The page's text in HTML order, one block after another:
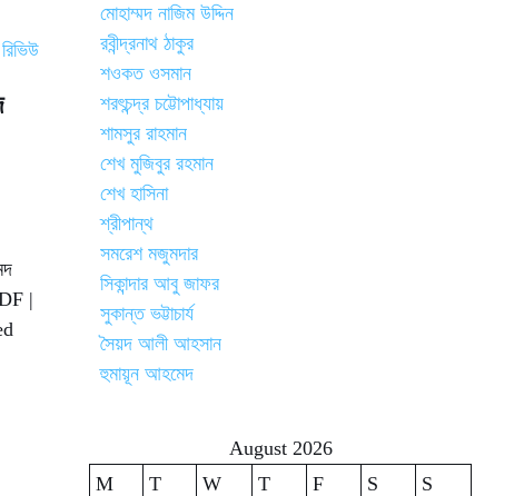
|
মোহাম্মদ নাজিম উদ্দিন
রবীন্দ্রনাথ ঠাকুর
শওকত ওসমান
শরৎচন্দ্র চট্টোপাধ্যায়
শামসুর রাহমান
শেখ মুজিবুর রহমান
শেখ হাসিনা
শ্রীপান্থ
সমরেশ মজুমদার
সিকান্দার আবু জাফর
সুকান্ত ভট্টাচার্য
সৈয়দ আলী আহসান
হুমায়ূন আহমেদ
August 2026
M
T W T F S S